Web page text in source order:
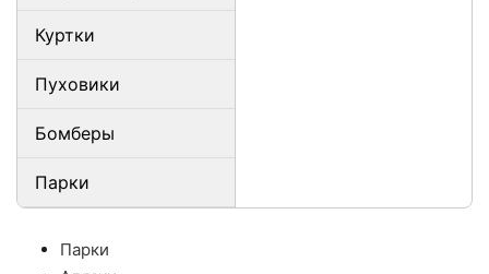
Куртки
Пуховики
Бомберы
Парки
Парки